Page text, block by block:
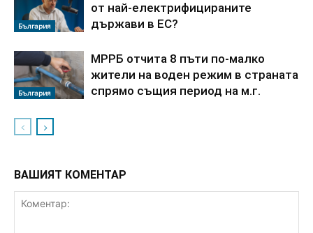
България
от най-електрифицираните
държави в ЕС?
България
МРРБ отчита 8 пъти по-малко
жители на воден режим в страната
спрямо същия период на м.г.
ВАШИЯТ КОМЕНТАР